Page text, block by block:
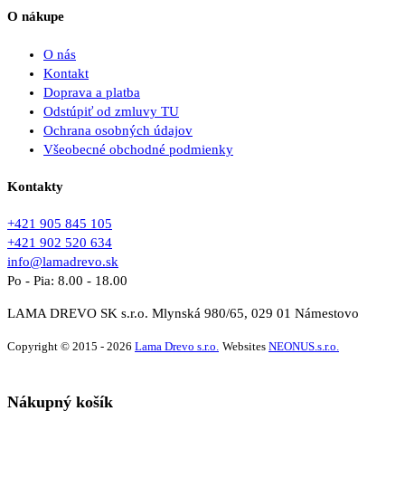
O nákupe
O nás
Kontakt
Doprava a platba
Odstúpiť od zmluvy TU
Ochrana osobných údajov
Všeobecné obchodné podmienky
Kontakty
+421 905 845 105
+421 902 520 634
info@lamadrevo.sk
Po - Pia: 8.00 - 18.00
LAMA DREVO SK s.r.o. Mlynská 980/65, 029 01 Námestovo
Copyright © 2015 - 2026 Lama Drevo s.r.o. Websites NEONUS.s.r.o.
Nákupný košík